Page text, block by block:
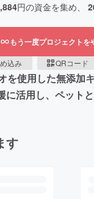
円の資金を集め、
もう一度プロジェクトを
込み QRコード
使用した無添
活用し、ペット
す